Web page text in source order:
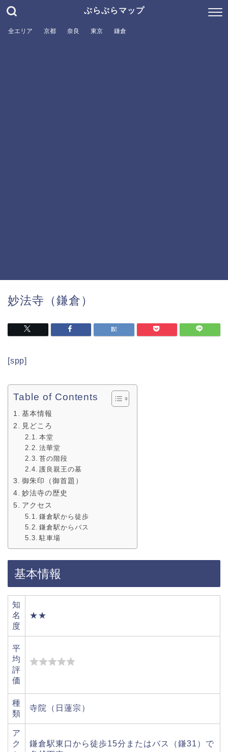
ぶらぶらマップ
全エリア 京都 奈良 東京 鎌倉
妙法寺（鎌倉）
[spp]
Table of Contents
基本情報
見どころ
本堂
法華堂
苔の階段
護良親王の墓
御朱印（御首題）
妙法寺の歴史
アクセス
鎌倉駅から徒歩
鎌倉駅からバス
駐車場
基本情報
知
名
度
★★
平
均
評
価
種
類
寺院（日蓮宗）
ア
ク
鎌倉駅東口から徒歩15分またはバス（鎌31）で